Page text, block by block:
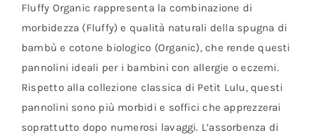
Fluffy Organic rappresenta la combinazione di
morbidezza (Fluffy) e qualità naturali della spugna di
bambù e cotone biologico (Organic), che rende questi
pannolini ideali per i bambini con allergie o eczemi.
Rispetto alla collezione classica di Petit Lulu, questi
pannolini sono più morbidi e soffici che apprezzerai
soprattutto dopo numerosi lavaggi. L’assorbenza di